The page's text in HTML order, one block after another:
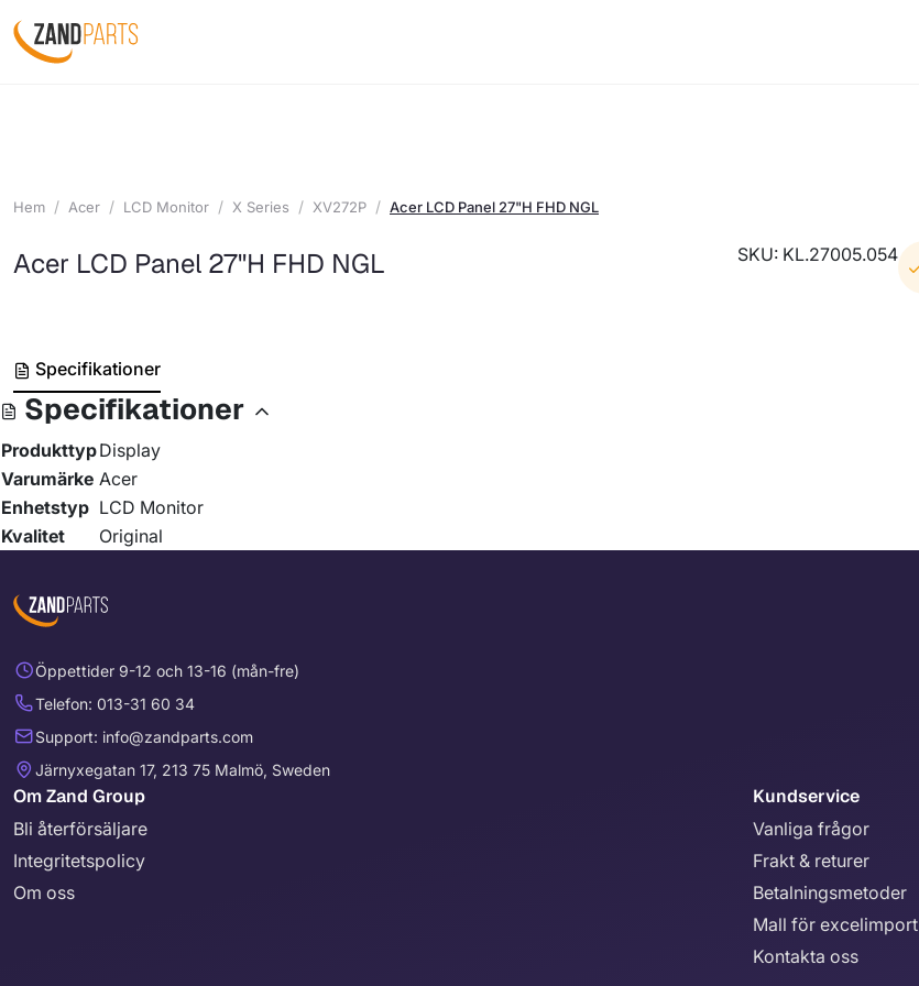
Hem Acer LCD Monitor X Series XV272P Acer LCD Panel 27"H FHD NGL
Acer LCD Panel 27"H FHD NGL SKU: KL.27005.054
Specifikationer
Specifikationer
ProdukttypDisplay
Varumärke Acer
Enhetstyp LCD Monitor
Kvalitet
Original
Öppettider 9-12 och 13-16 (mån-fre)
Telefon: 013-31 60 34
Support: info@zandparts.com
Järnyxegatan 17, 213 75 Malmö, Sweden
Om Zand Group
Bli återförsäljare
Integritetspolicy
Om oss
Kundservice
Vanliga frågor
Frakt & returer
Betalningsmetoder
Mall för excelimport
Kontakta oss